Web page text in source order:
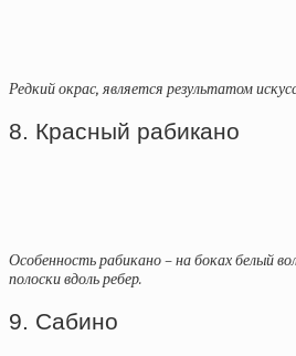
Редкий окрас, является результатом
8. Красный рабикано
Особенность рабикано – на боках белый
полоски вдоль ребер.
9. Сабино